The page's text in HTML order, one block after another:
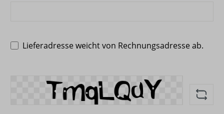
Lieferadresse weicht von Rechnungsadresse ab.